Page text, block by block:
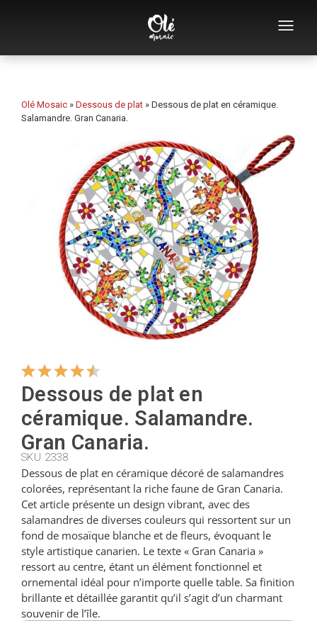
Qui sommes-nous
Ouvre-bouteilles
Tasses
Bols
Cendriers
Cintres
Coupeurs
Louches
Dés à coudre
Figurines
Olé Mosaic » Dessous de plat » Dessous de plat en céramique.
Salamandre. Gran Canaria.
Dessous de plat en
céramique. Salamandre.
Gran Canaria.
SKU 2338
Dessous de plat en céramique décoré de salamandres
colorées, représentant la riche faune de Gran Canaria.
Cet article présente un design vibrant, avec des
salamandres de diverses couleurs qui ressortent sur un
fond de mosaïque blanche et de fleurs, évoquant le
style artistique canarien. Le texte « Gran Canaria »
ressort au centre, étant un élément fonctionnel et
ornemental idéal pour n’importe quelle table. Sa finition
brillante et détaillée garantit qu’il s’agit d’un charmant
souvenir de l’île.